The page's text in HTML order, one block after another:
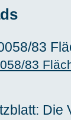
83
83
Die